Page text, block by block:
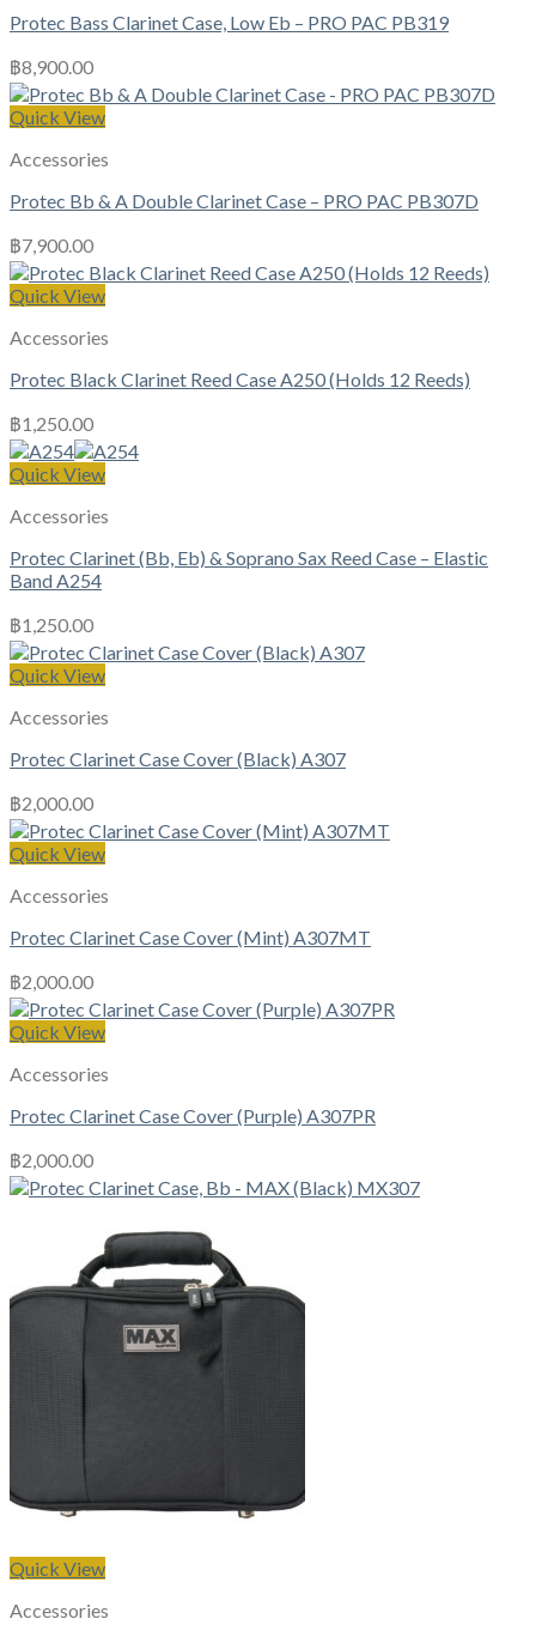
Protec Bass Clarinet Case, Low Eb – PRO PAC PB319
฿8,900.00
Quick View
Accessories
Protec Bb & A Double Clarinet Case – PRO PAC PB307D
฿7,900.00
Quick View
Accessories
Protec Black Clarinet Reed Case A250 (Holds 12 Reeds)
฿1,250.00
Quick View
Accessories
Protec Clarinet (Bb, Eb) & Soprano Sax Reed Case – Elastic
Band A254
฿1,250.00
Quick View
Accessories
Protec Clarinet Case Cover (Black) A307
฿2,000.00
Quick View
Accessories
Protec Clarinet Case Cover (Mint) A307MT
฿2,000.00
Quick View
Accessories
Protec Clarinet Case Cover (Purple) A307PR
฿2,000.00
Quick View
Accessories